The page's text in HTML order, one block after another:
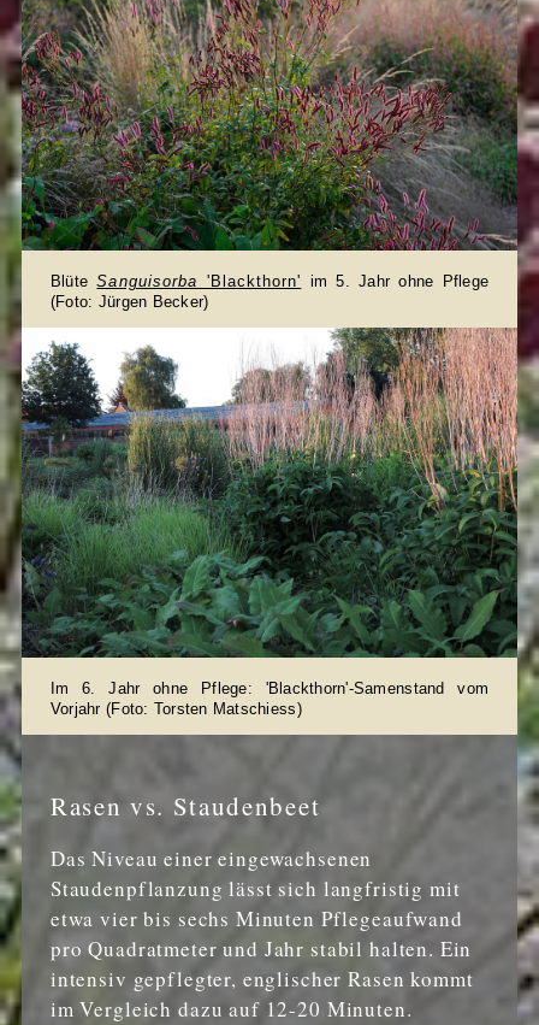
BlüteSanguisorba 'Blackthorn' im 5. Jahr ohne Pflege
(Foto: Jürgen Becker)
Im 6. Jahr ohne Pflege: 'Blackthorn'-Samenstand vom
Vorjahr (Foto: Torsten Matschiess)
Rasen vs. Staudenbeet
Das Niveau einer eingewachsenen
Staudenpflanzung lässt sich langfristig mit
etwa vier bis sechs Minuten Pflegeaufwand
pro Quadratmeter und Jahr stabil halten. Ein
intensiv gepflegter, englischer Rasen kommt
im Vergleich dazu auf 12-20 Minuten.